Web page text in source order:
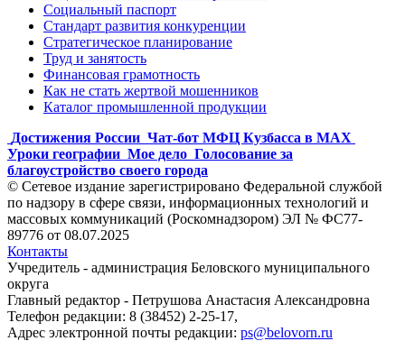
Социальный паспорт
Стандарт развития конкуренции
Стратегическое планирование
Труд и занятость
Финансовая грамотность
Как не стать жертвой мошенников
Каталог промышленной продукции
Достижения России Чат-бот МФЦ Кузбасса в MAX
Уроки географии Мое дело Голосование за
благоустройство своего города
© Сетевое издание зарегистрировано Федеральной службой
по надзору в сфере связи, информационных технологий и
массовых коммуникаций (Роскомнадзором) ЭЛ № ФС77-
89776 от 08.07.2025
Контакты
Учредитель - администрация Беловского муниципального
округа
Главный редактор - Петрушова Анастасия Александровна
Телефон редакции: 8 (38452) 2-25-17,
Адрес электронной почты редакции: ps@belovorn.ru